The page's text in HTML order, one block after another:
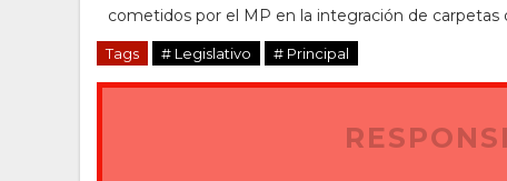
cometidos por el MP en la integración de carpetas
Tags # Legislativo # Principal